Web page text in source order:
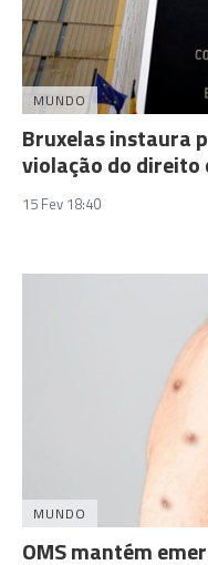
MUNDO
Bruxelas instaura
violação do
15 Fev 18:40
MUNDO
OMS mantém